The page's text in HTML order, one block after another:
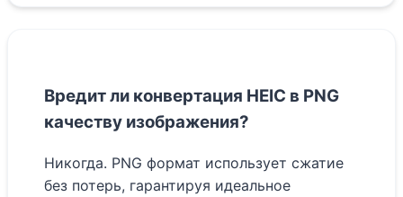
Вредит ли конвертация HEIC в PNG
качеству изображения?
Никогда. PNG формат использует сжатие
без потерь, гарантируя идеальное